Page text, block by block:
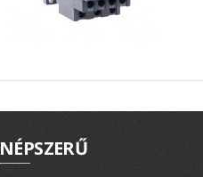
NÉPSZERŰ